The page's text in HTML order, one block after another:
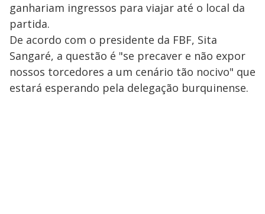
ganhariam ingressos para viajar até o local da
partida.
De acordo com o presidente da FBF, Sita
Sangaré, a questão é "se precaver e não expor
nossos torcedores a um cenário tão nocivo" que
estará esperando pela delegação burquinense.